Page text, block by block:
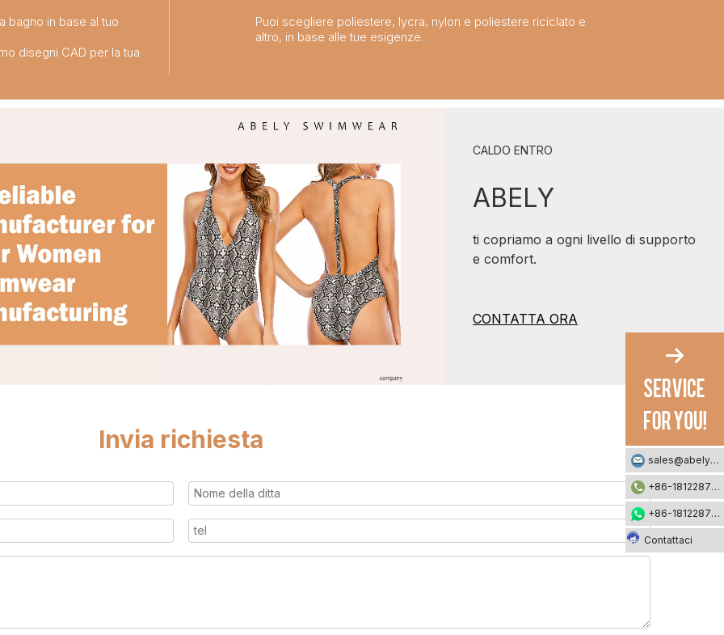
bagno in base al tuo
disegni CAD per la tua
Puoi scegliere poliestere, lycra, nylon e poliestere riciclato e
altro, in base alle tue esigenze.
CALDO ENTRO
ABELY
ti copriamo a ogni livello di supporto
e comfort.
CONTATTA ORA
Invia richiesta
sales@abelyfashion.com
+86-18122871002
+86-18122871002
Contattaci